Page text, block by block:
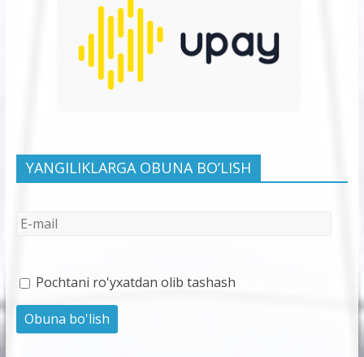
YANGILIKLARGA OBUNA BO’LISH
Pochtani ro'yxatdan olib tashash